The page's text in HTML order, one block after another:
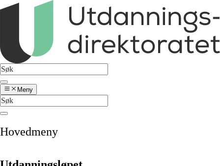
Meny
Hovedmeny